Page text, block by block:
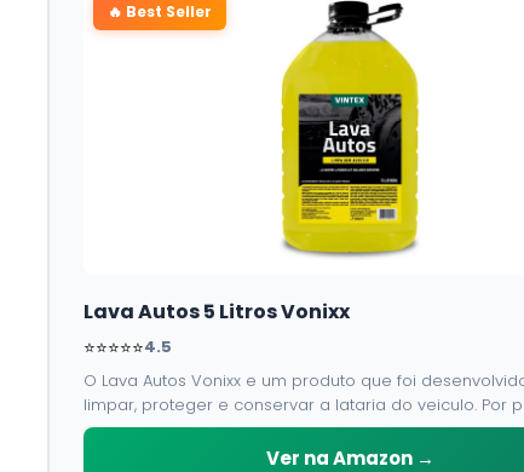
🔥 Best Seller
Lava Autos 5 Litros Vonixx
⭐⭐⭐⭐⭐4.5
O Lava Autos Vonixx e um produto que foi
limpar, proteger e conservar a lataria do veiculo. Por
neutro, pode ser aplicado em qualquer superficie
Ver na Amazon →